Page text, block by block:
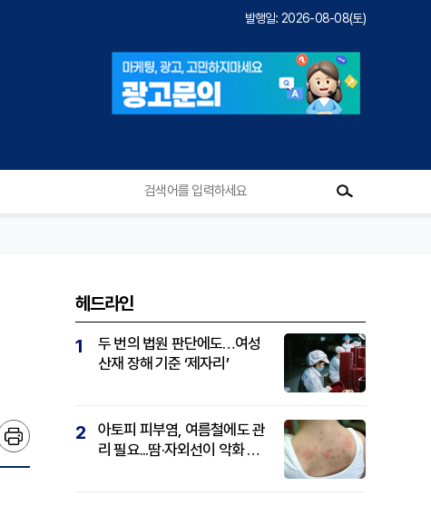
발행일: 2026-08-08(토)
헤드라인
1
두 번의 법원 판단에도…여성
산재 장해 기준 ‘제자리’
2
아토피 피부염, 여름철에도 관
리 필요...땀·자외선이 악화 요